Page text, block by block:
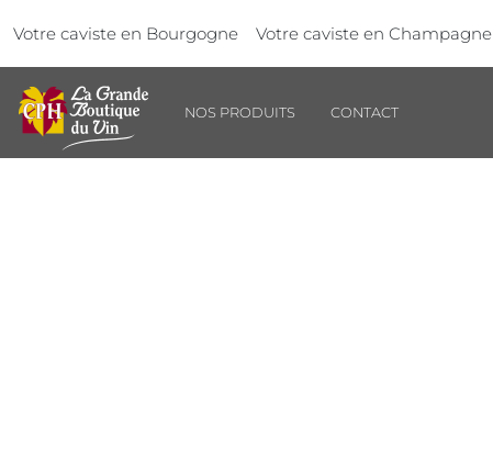
Votre caviste en Bourgogne
Votre caviste en Champagne
NOS PRODUITS CONTACT